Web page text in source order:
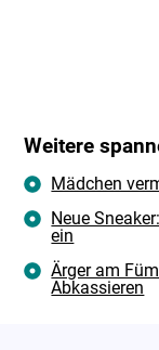
Weitere
Mädchen
Neue
ein
Ärger am
Abkassieren